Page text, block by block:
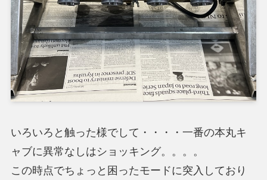
いろいろと触った様でして・・・・一番の本丸キ
ャブに異常なしはショッキング。。。。
この時点でちょっと困ったモードに突入しており